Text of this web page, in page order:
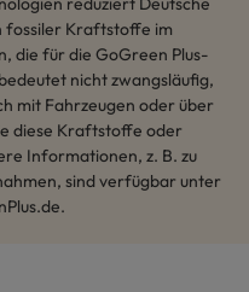
fossiler Kraftstoffe im
die für die GoGreen Plus-
nicht zwangsläufig,
mit Fahrzeugen oder über
diese Kraftstoffe oder
Informationen, z. B. zu
sind verfügbar unter